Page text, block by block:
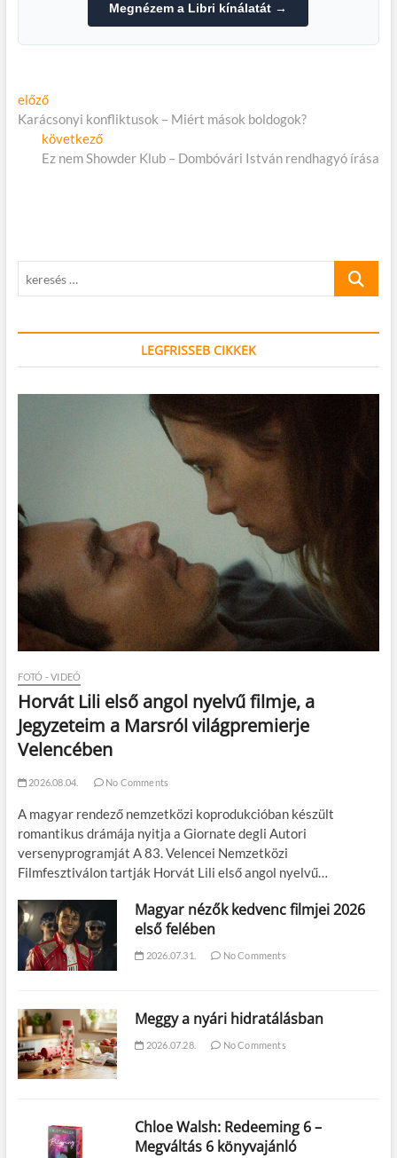
Megnézem a Libri kínálatát →
Bejegyzés
navigáció
előzőElőző
cikk:
Karácsonyi konfliktusok – Miért mások boldogok?
következőKövetkező
cikk:
Ez nem Showder Klub – Dombóvári István rendhagyó írása
keresés
LEGFRISSEB CIKKEK
FOTÓ - VIDEÓ
Horvát Lili első angol nyelvű filmje, a
Jegyzeteim a Marsról világpremierje
Velencében
2026.08.04. No Comments
A magyar rendező nemzetközi koprodukcióban készült
romantikus drámája nyitja a Giornate degli Autori
versenyprogramját A 83. Velencei Nemzetközi
Filmfesztiválon tartják Horvát Lili első angol nyelvű…
Magyar nézők kedvenc filmjei 2026
első felében
2026.07.31. No Comments
Meggy a nyári hidratálásban
2026.07.28. No Comments
Chloe Walsh: Redeeming 6 –
Megváltás 6 könyvajánló